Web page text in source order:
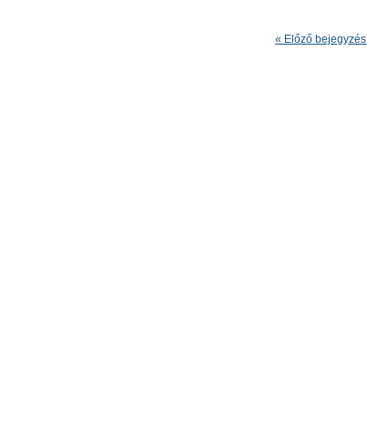
« Előző bejegyzés